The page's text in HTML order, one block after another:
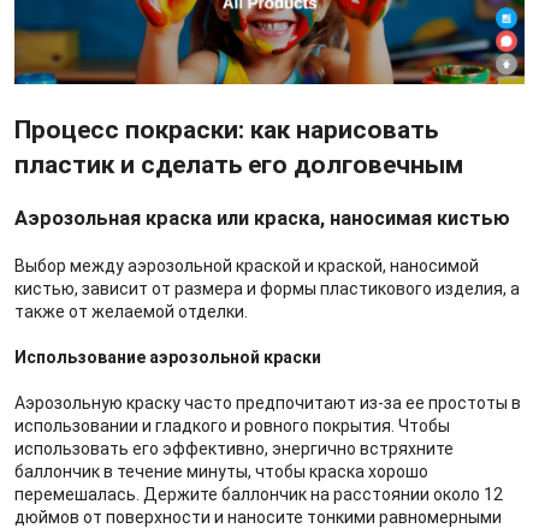
Процесс покраски: как нарисовать
пластик и сделать его долговечным
Аэрозольная краска или краска, наносимая кистью
Выбор между аэрозольной краской и краской, наносимой
кистью, зависит от размера и формы пластикового изделия, а
также от желаемой отделки.
Использование аэрозольной краски
Аэрозольную краску часто предпочитают из-за ее простоты в
использовании и гладкого и ровного покрытия. Чтобы
использовать его эффективно, энергично встряхните
баллончик в течение минуты, чтобы краска хорошо
перемешалась. Держите баллончик на расстоянии около 12
дюймов от поверхности и наносите тонкими равномерными